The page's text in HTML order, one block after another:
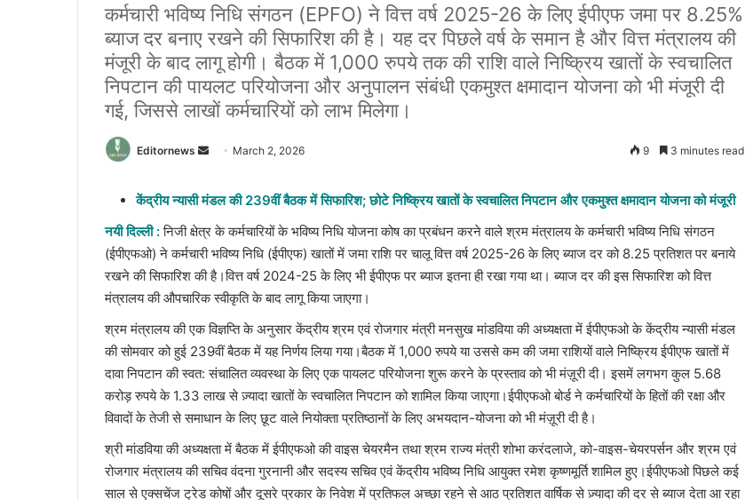
कर्मचारी भविष्य निधि संगठन (EPFO) ने वित्त वर्ष 2025-26 के लिए ईपीएफ जमा पर 8.25%
ब्याज दर बनाए रखने की सिफारिश की है। यह दर पिछले वर्ष के समान है और वित्त मंत्रालय की
मंजूरी के बाद लागू होगी। बैठक में 1,000 रुपये तक की राशि वाले निष्क्रिय खातों के स्वचालित
निपटान की पायलट परियोजना और अनुपालन संबंधी एकमुश्त क्षमादान योजना को भी मंजूरी दी
गई, जिससे लाखों कर्मचारियों को लाभ मिलेगा।
Editornews
Send
email
March 2, 2026 9 3 minutes read
केंद्रीय न्यासी मंडल की 239वीं बैठक में सिफारिश; छोटे निष्क्रिय खातों के स्वचालित निपटान और एकमुश्त क्षमादान योजना को मंजूरी
नयी दिल्ली :निजी क्षेत्र के कर्मचारियों के भविष्य निधि योजना कोष का प्रबंधन करने वाले श्रम मंत्रालय के कर्मचारी भविष्य निधि संगठन
(ईपीएफओ) ने कर्मचारी भविष्य निधि (ईपीएफ) खातों में जमा राशि पर चालू वित्त वर्ष 2025-26 के लिए ब्याज दर को 8.25 प्रतिशत पर बनाये
रखने की सिफारिश की है।वित्त वर्ष 2024-25 के लिए भी ईपीएफ पर ब्याज इतना ही रखा गया था। ब्याज दर की इस सिफारिश को वित्त
मंत्रालय की औपचारिक स्वीकृति के बाद लागू किया जाएगा।
श्रम मंत्रालय की एक विज्ञप्ति के अनुसार केंद्रीय श्रम एवं रोजगार मंत्री मनसुख मांडविया की अध्यक्षता में ईपीएफओ के केंद्रीय न्यासी मंडल
की सोमवार को हुई 239वीं बैठक में यह निर्णय लिया गया।बैठक में 1,000 रुपये या उससे कम की जमा राशियों वाले निष्क्रिय ईपीएफ खातों में
दावा निपटान की स्वत: संचालित व्यवस्था के लिए एक पायलट परियोजना शुरू करने के प्रस्ताव को भी मंज़ूरी दी। इसमें लगभग कुल 5.68
करोड़ रुपये के 1.33 लाख से ज़्यादा खातों के स्वचालित निपटान को शामिल किया जाएगा।ईपीएफओ बोर्ड ने कर्मचारियों के हितों की रक्षा और
विवादों के तेजी से समाधान के लिए छूट वाले नियोक्ता प्रतिष्ठानों के लिए अभयदान-योजना को भी मंज़ूरी दी है।
श्री मांडविया की अध्यक्षता में बैठक में ईपीएफओ की वाइस चेयरमैन तथा श्रम राज्य मंत्री शोभा करंदलाजे, को-वाइस-चेयरपर्सन और श्रम एवं
रोजगार मंत्रालय की सचिव वंदना गुरनानी और सदस्य सचिव एवं केंद्रीय भविष्य निधि आयुक्त रमेश कृष्णमूर्ति शामिल हुए।ईपीएफओ पिछले कई
साल से एक्सचेंज ट्रेड कोषों और दूसरे प्रकार के निवेश में प्रतिफल अच्छा रहने से आठ प्रतिशत वार्षिक से ज़्यादा की दर से ब्याज देता आ रहा